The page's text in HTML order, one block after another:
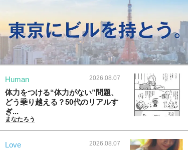
Human 2026.08.07
体力をつける“体力がない”問題、
どう乗り越える？50代のリアルす
ぎ...
まなたろう
Love 2026.08.07